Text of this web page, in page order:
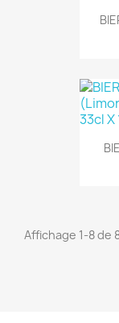
Affichage 1-8 de